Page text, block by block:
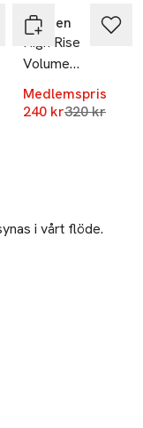
pris 30 dagar
Redken
High Rise
Volume
Injection
Shampoo
Medlemspris
240 krLägsta pris
320 kr
i vårt flöde.